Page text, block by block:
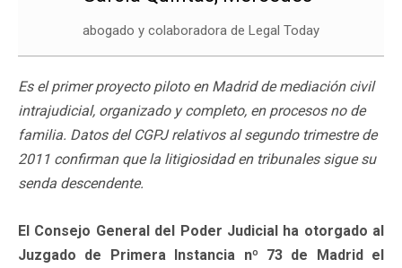
abogado y colaboradora de Legal Today
Es el primer proyecto piloto en Madrid de mediación civil
intrajudicial, organizado y completo, en procesos no de
familia. Datos del CGPJ relativos al segundo trimestre de
2011 confirman que la litigiosidad en tribunales sigue su
senda descendente.
El Consejo General del Poder Judicial ha otorgado al
Juzgado de Primera Instancia nº 73 de Madrid el